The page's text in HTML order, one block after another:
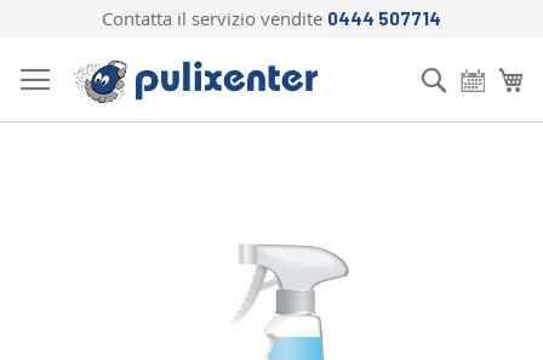
Contatta il servizio vendite 0444 507714
al
contenuto
Cerca